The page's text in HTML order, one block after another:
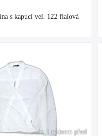
s kapucí vel. 122 fialová
1 týdnem před